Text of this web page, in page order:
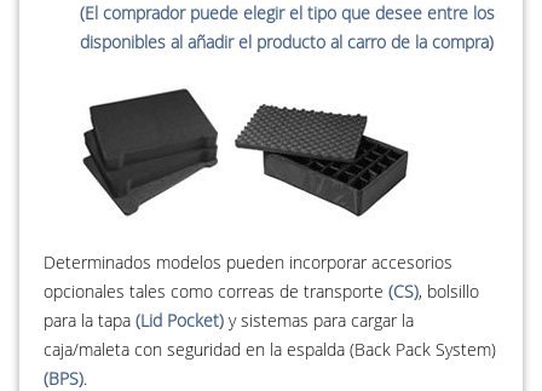
(El comprador puede elegir el tipo que desee entre los
disponibles al añadir el producto al carro de la compra)
Determinados modelos pueden incorporar accesorios
opcionales tales como correas de transporte (CS), bolsillo
para la tapa (Lid Pocket) y sistemas para cargar la
caja/maleta con seguridad en la espalda (Back Pack System)
(BPS).